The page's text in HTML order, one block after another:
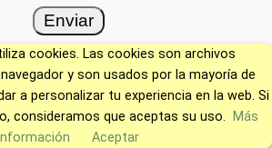
cookies. Las cookies son archivos
y son usados por la mayoría de
a personalizar tu experiencia en la web. Si
consideramos que aceptas su uso.
Más
Aceptar